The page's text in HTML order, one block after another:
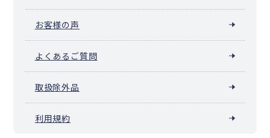
お客様の声
よくあるご質問
取扱除外品
利用規約